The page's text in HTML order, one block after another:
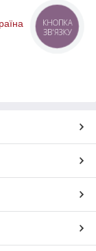
КНОПКА
ЗВ'ЯЗКУ